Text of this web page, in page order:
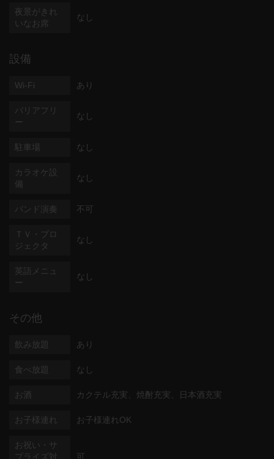
夜景がきれ
いなお席
なし
設備
Wi-Fi あり
バリアフリ
ー
なし
駐車場 なし
カラオケ設
備
なし
バンド演奏 不可
ＴＶ・プロ
ジェクタ
なし
英語メニュ
ー
なし
その他
飲み放題 あり
食べ放題 なし
お酒 カクテル充実、焼酎充実、日本酒充実
お子様連れ お子様連れOK
お祝い・サ
プライズ対
可